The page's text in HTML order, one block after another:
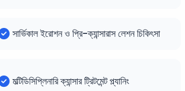
সার্ভিকাল ইরোশন ও প্রি-ক্যান্সারাস লেশন চিকিৎসা
মল্টিডিসিপ্লিনারি ক্যান্সার ট্রিটমেন্ট প্ল্যানিং